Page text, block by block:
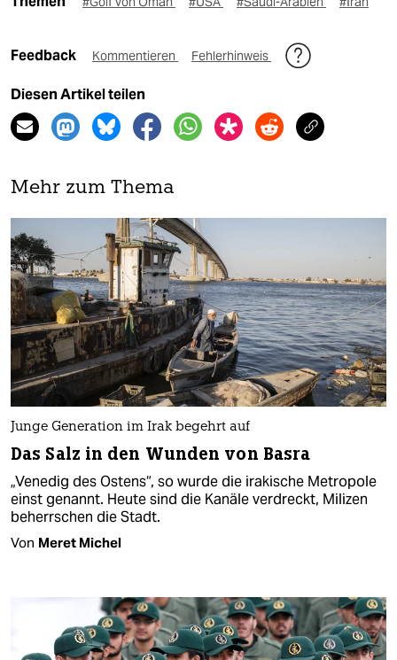
Feedback Kommentieren Fehlerhinweis
Diesen Artikel teilen
Mehr zum Thema
Junge Generation im Irak begehrt auf
Das Salz in den Wunden von Basra
„Venedig des Ostens“, so wurde die irakische Metropole
einst genannt. Heute sind die Kanäle ver­dreckt, Milizen
beherrschen die Stadt.
Von Meret Michel